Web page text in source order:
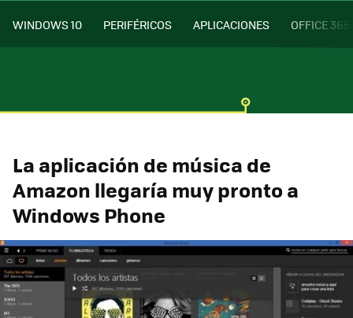
WINDOWS 10 PERIFÉRICOS APLICACIONES OFFICE 365
La aplicación de música de
Amazon llegaría muy pronto a
Windows Phone